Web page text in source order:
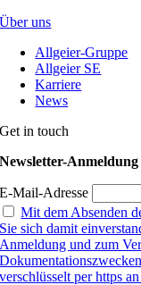
Über uns
Allgeier-Gruppe
Allgeier SE
Karriere
News
Get in touch
Newsletter-Anmeldung
E-Mail-Adresse
Mit dem Absenden
Sie sich damit
Anmeldung und zum
verschlüsselt per https